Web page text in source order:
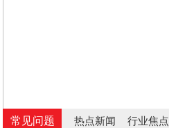
常见问题 热点新闻 行业焦点